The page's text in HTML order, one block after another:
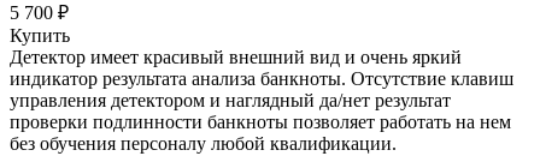
5 700 ₽
Купить
Детектор имеет красивый внешний вид и очень яркий
индикатор результата анализа банкноты. Отсутствие клавиш
управления детектором и наглядный да/нет результат
проверки подлинности банкноты позволяет работать на нем
без обучения персоналу любой квалификации.